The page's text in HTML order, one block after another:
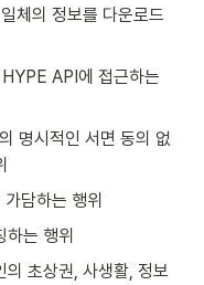
체의 정보를 다운로드
API에 접근하는
명시적인 서면 동의 없
담하는 행위
는 행위
의 초상권, 사생활, 정보